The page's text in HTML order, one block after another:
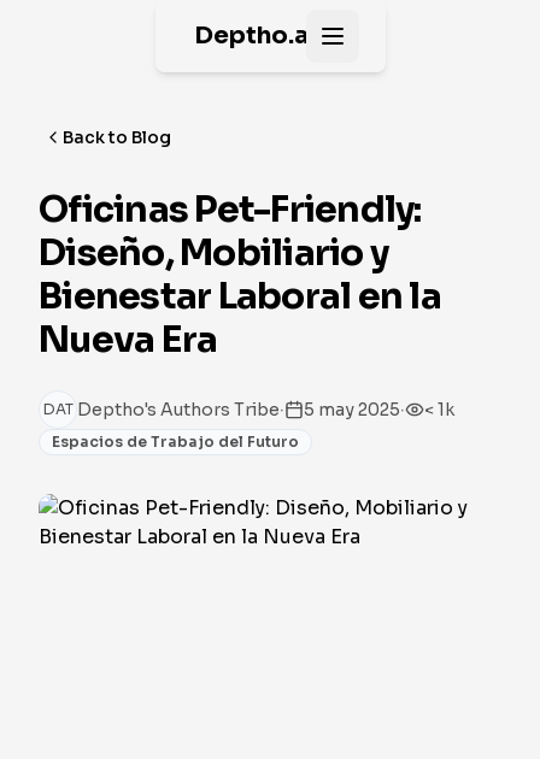
Deptho.ai Open main menu
Back to Blog
Oficinas Pet-Friendly:
Diseño, Mobiliario y
Bienestar Laboral en la
Nueva Era
DAT Deptho's Authors Tribe· 5 may 2025· < 1k
Espacios de Trabajo del Futuro